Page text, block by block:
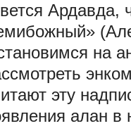
Ардавда,
на
эту
алан